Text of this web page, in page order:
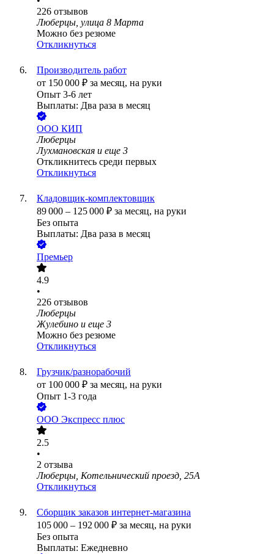
226 отзывов
Люберцы, улица 8 Марта
Можно без резюме
Откликнуться
Производитель работ
от 150 000 ₽ за месяц, на руки
Опыт 3-6 лет
Выплаты: Два раза в месяц
ООО КИП
Люберцы
Лухмановская и еще 3
Откликнитесь среди первых
Откликнуться
Кладовщик-комплектовщик
89 000 – 125 000 ₽ за месяц, на руки
Без опыта
Выплаты: Два раза в месяц
Премьер
4.9
•
226 отзывов
Люберцы
Жулебино и еще 3
Можно без резюме
Откликнуться
Грузчик/разнорабочий
от 100 000 ₽ за месяц, на руки
Опыт 1-3 года
ООО Экспресс плюс
2.5
•
2 отзыва
Люберцы, Котельнический проезд, 25А
Откликнуться
Сборщик заказов интернет-магазина
105 000 – 192 000 ₽ за месяц, на руки
Без опыта
Выплаты: Ежедневно